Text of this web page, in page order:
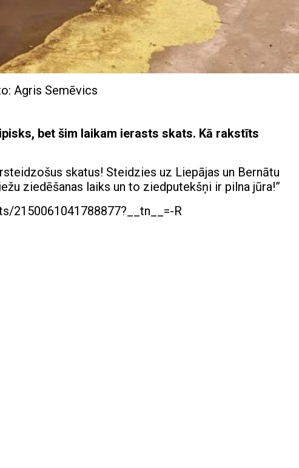
Agris Semēvics
bet šim laikam ierasts skats. Kā rakstīts
skatus! Steidzies uz Liepājas un Bernātu
ziedēšanas laiks un to ziedputekšņi ir pilna jūra!”
2150061041788877?__tn__=-R